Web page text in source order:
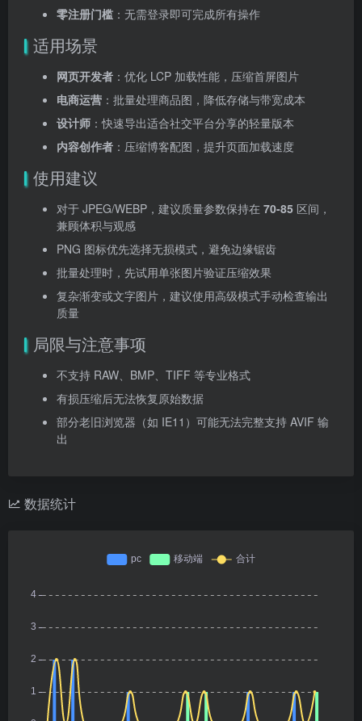
零注册门槛 ：无需登录即可完成所有操作
适用场景
网页开发者 ：优化 LCP 加载性能，压缩首屏图片
电商运营 ：批量处理商品图，降低存储与带宽成本
设计师 ：快速导出适合社交平台分享的轻量版本
内容创作者 ：压缩博客配图，提升页面加载速度
使用建议
对于 JPEG/WEBP，建议质量参数保持在 70-85 区间，
兼顾体积与观感
PNG 图标优先选择无损模式，避免边缘锯齿
批量处理时，先试用单张图片验证压缩效果
复杂渐变或文字图片，建议使用高级模式手动检查输出
质量
局限与注意事项
不支持 RAW、BMP、TIFF 等专业格式
有损压缩后无法恢复原始数据
部分老旧浏览器（如 IE11）可能无法完整支持 AVIF 输
出
数据统计